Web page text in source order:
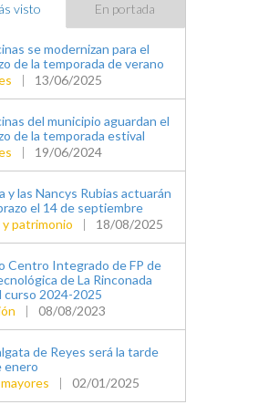
visto En portada
se modernizan para el
de la temporada de verano
| 13/06/2025
del municipio aguardan el
de la temporada estival
| 19/06/2024
y las Nancys Rubias actuarán
el 14 de septiembre
patrimonio
| 18/08/2025
Centro Integrado de FP de
de La Rinconada
curso 2024-2025
| 08/08/2023
de Reyes será la tarde
enero
| 02/01/2025